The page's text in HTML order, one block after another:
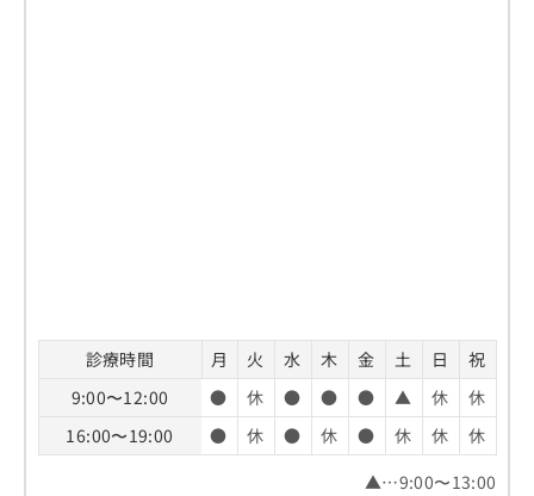
診療時間 月 火 水 木 金 土 日
祝
9:00〜12:00
● 休 ● ● ● ▲ 休
休
16:00〜19:00
● 休 ● 休 ● 休 休
休
▲…9:00〜13:00